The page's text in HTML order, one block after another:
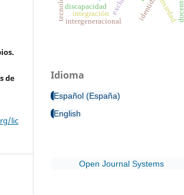
de
lic
discapacidad ansiedad
integración
intergeneracional
Idioma
Español (España)
English
Open Journal Systems